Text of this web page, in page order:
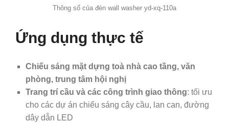
Thông số của đèn wall washer yd-xq-110a
Ứng dụng thực tế
Chiếu sáng mặt dựng toà nhà cao tầng, văn
phòng, trung tâm hội nghị
Trang trí cầu và các công trình giao thông: tối ưu
cho các dự án chiếu sáng cây cầu, lan can, đường
dây dẫn LED